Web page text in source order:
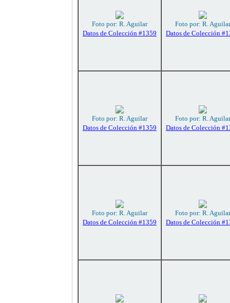
Foto por: R. Aguilar
Datos de Colección #1359
Foto por: R. Aguilar
Datos de Colección
Foto por: R. Aguilar
Datos de Colección #1359
Foto por: R. Aguilar
Datos de Colección
Foto por: R. Aguilar
Datos de Colección #1359
Foto por: R. Aguilar
Datos de Colección